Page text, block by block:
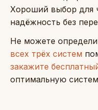
Хороший выбор для
надёжность без
Не можете
всех трёх систем
закажите
оптимальную